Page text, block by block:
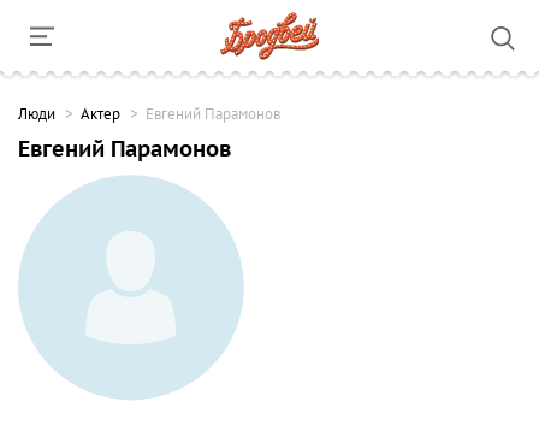
Люди Актер Евгений Парамонов
Евгений Парамонов